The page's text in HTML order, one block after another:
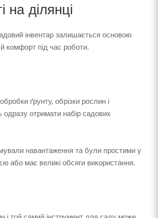
на ділянці
інвентар залишається основою
й комфорт під час роботи.
ґрунту, обрізки рослин і
одразу отримати набір садових
навантаження та були простими у
або має великі обсяги використання.